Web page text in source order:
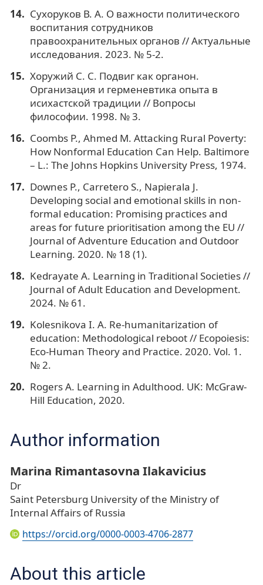
Сухоруков В. А. О важности политического
воспитания сотрудников
правоохранительных органов // Актуальные
исследования. 2023. № 5-2.
Хоружий С. С. Подвиг как органон.
Организация и герменевтика опыта в
исихастской традиции // Вопросы
философии. 1998. № 3.
Coombs P., Ahmed M. Attacking Rural Poverty:
How Nonformal Education Can Help. Baltimore
– L.: The Johns Hopkins University Press, 1974.
Downes P., Carretero S., Napierala J.
Developing social and emotional skills in non-
formal education: Promising practices and
areas for future prioritisation among the EU //
Journal of Adventure Education and Outdoor
Learning. 2020. № 18 (1).
Kedrayate А. Learning in Traditional Societies //
Journal of Adult Education and Development.
2024. № 61.
Kolesnikova I. A. Re-humanitarization of
education: Methodological reboot // Ecopoiesis:
Eco-Human Theory and Practice. 2020. Vol. 1.
№ 2.
Rogers A. Learning in Adulthood. UK: McGraw-
Hill Education, 2020.
Author information
Marina Rimantasovna Ilakavicius
Dr
Saint Petersburg University of the Ministry of
Internal Affairs of Russia
https://orcid.org/0000-0003-4706-2877
About this article